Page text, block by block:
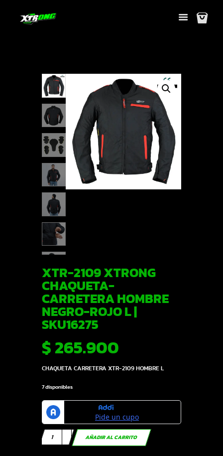
XTR-2109 XTRONG
CHAQUETA-
CARRETERA HOMBRE
NEGRO-ROJO L |
SKU16275
$ 265.900
CHAQUETA CARRETERA XTR-2109 HOMBRE L
7 disponibles
XTR-
2109
AÑADIR AL CARRITO